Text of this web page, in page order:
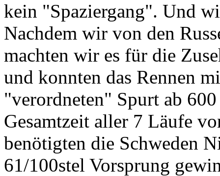
kein "Spaziergang". Und
Nachdem wir von den
machten wir es für die
und konnten das Rennen
"verordneten" Spurt ab
Gesamtzeit aller 7 Läufe
benötigten die Schweden
61/100stel Vorsprung